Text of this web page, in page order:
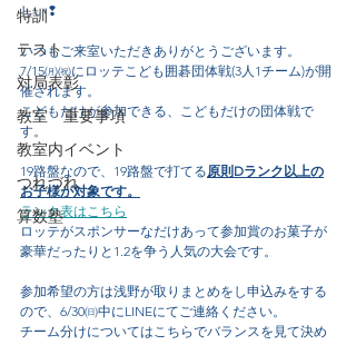
特訓
テスト
対局表彰
教室 重要事項
教室内イベント
つれづれ
算数塾
しい❢
いつもご来室いただきありがとうございます。
7/15㈪㈷にロッテこども囲碁団体戦(3人1チーム)が開
催されます。
こどもだけが参加できる、こどもだけの団体戦で
す。
19路盤なので、19路盤で打てる原則Dランク以上の
お子様が対象です。
ランク表はこちら
ロッテがスポンサーなだけあって参加賞のお菓子が
豪華だったりと1.2を争う人気の大会です。
参加希望の方は浅野が取りまとめをし申込みをする
ので、6/30㈰中にLINEにてご連絡ください。
チーム分けについてはこちらでバランスを見て決め